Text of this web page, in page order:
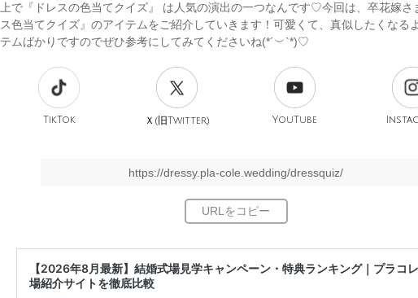
上で『ドレスの色当てクイズ』 は人気の演出の一つなんです♡今回は、卒花嫁さ
ス色当てクイズ』のアイテムをご紹介していきます！可愛くて、真似したくなる
テムばかりですのでぜひ参考にしてみてくださいね(*´︶`*)♡
TikTok Ｘ(旧Twitter) YouTube
https://dressy.pla-cole.wedding/dressquiz/
【2026年8月最新】結婚式場見学キャンペーン・特典ランキング｜プラコ
場紹介サイトを徹底比較